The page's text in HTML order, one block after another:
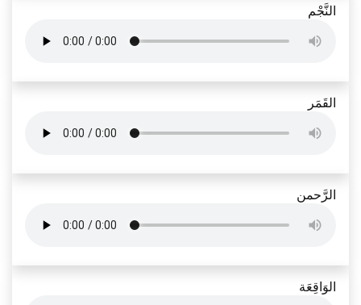
النَّجْم
القَمَر
الرَّحمن
الوَاقِعَة